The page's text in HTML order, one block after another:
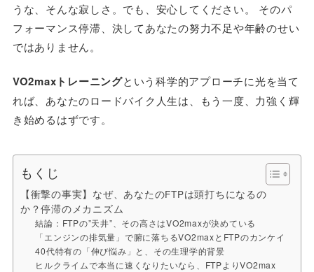
うな、そんな寂しさ。でも、安心してください。 そのパ
フォーマンス停滞、決してあなたの努力不足や年齢のせい
ではありません。
VO2maxトレーニングという科学的アプローチに光を当て
れば、あなたのロードバイク人生は、もう一度、力強く輝
き始めるはずです。
もくじ
【衝撃の事実】なぜ、あなたのFTPは頭打ちになるの
か？停滞のメカニズム
結論：FTPの”天井”、その高さはVO2maxが決めている
「エンジンの排気量」で腑に落ちるVO2maxとFTPのカンケイ
40代特有の「伸び悩み」と、その生理学的背景
ヒルクライムで本当に速くなりたいなら、FTPよりVO2max